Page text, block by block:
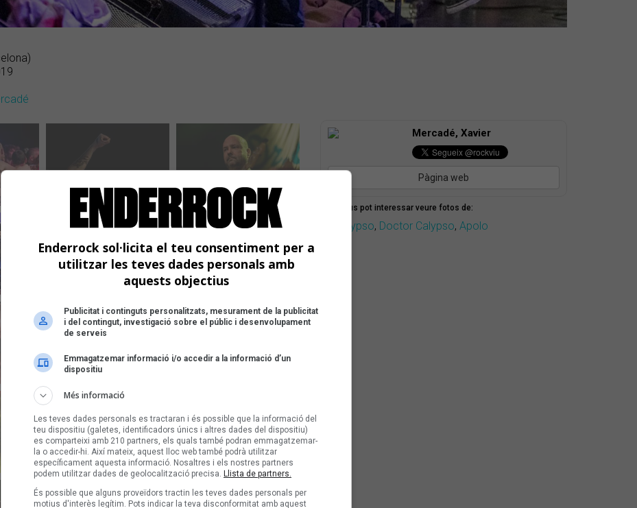
Mercadé, Xavier
Pàgina web
També us pot interessar veure fotos de:
Dr. Calypso, Doctor Calypso, Apolo
Enderrock sol·licita el teu consentiment per a
utilitzar les teves dades personals amb
aquests objectius
Publicitat i continguts personalitzats, mesurament de la publicitat
i del contingut, investigació sobre el públic i desenvolupament
de serveis
Emmagatzemar informació i/o accedir a la informació d’un
dispositiu
Més informació
Les teves dades personals es tractaran i és possible que la informació del
teu dispositiu (galetes, identificadors únics i altres dades del dispositiu)
es comparteixi amb 210 partners, els quals també podran emmagatzemar-
la o accedir-hi. Així mateix, aquest lloc web també podrà utilitzar
específicament aquesta informació. Nosaltres i els nostres partners
podem utilitzar dades de geolocalització precisa. Llista de partners.
És possible que alguns proveïdors tractin les teves dades personals per
motius d'interès legítim. Pots indicar la teva disconformitat amb aquest